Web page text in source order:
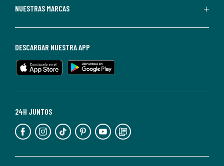
de
en
cualquier
Para
información,
puedes
NUESTRAS MARCAS
24H JUNTOS
DESCARGAR NUESTRA APP